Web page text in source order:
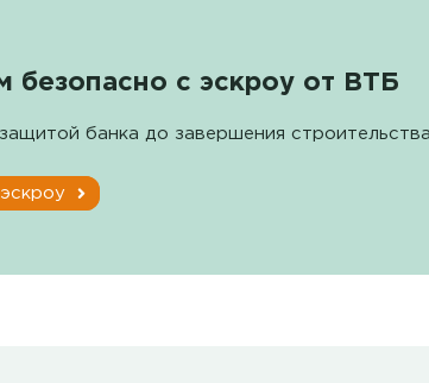
безопасно с эскроу от ВТБ
банка до завершения строительства.